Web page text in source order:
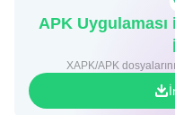
APK Uygulaması
XAPK/APK